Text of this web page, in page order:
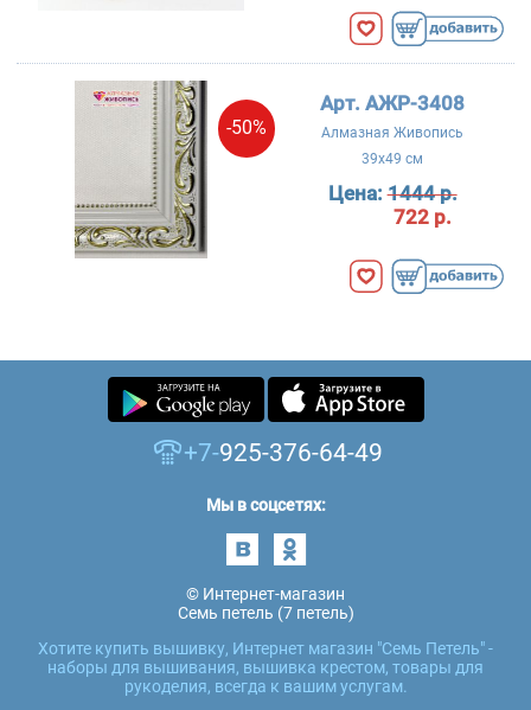
-50%
Арт. АЖР-3408
Алмазная Живопись
39x49 см
Цена:1444 р.
722 р.
+7-925-376-64-49
Мы в соцсетях:
© Интернет-магазин
Семь петель (7 петель)
Хотите купить вышивку, Интернет магазин "Семь Петель" -
наборы для вышивания, вышивка крестом, товары для
рукоделия, всегда к вашим услугам.